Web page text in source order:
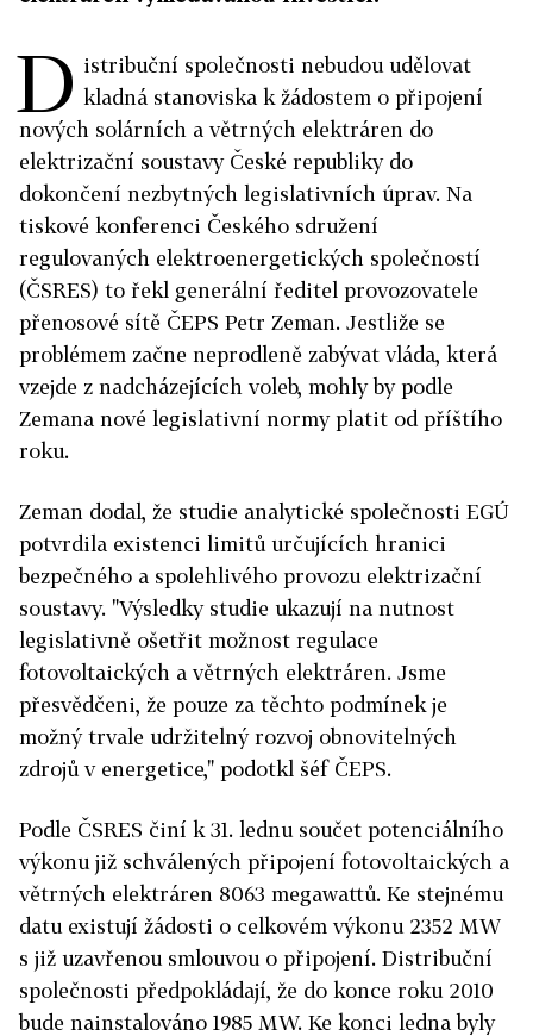
D istribuční společnosti nebudou udělovat
kladná stanoviska k žádostem o připojení
nových solárních a větrných elektráren do
elektrizační soustavy České republiky do
dokončení nezbytných legislativních úprav. Na
tiskové konferenci Českého sdružení
regulovaných elektroenergetických společností
(ČSRES) to řekl generální ředitel provozovatele
přenosové sítě ČEPS Petr Zeman. Jestliže se
problémem začne neprodleně zabývat vláda, která
vzejde z nadcházejících voleb, mohly by podle
Zemana nové legislativní normy platit od příštího
roku.
Zeman dodal, že studie analytické společnosti EGÚ
potvrdila existenci limitů určujících hranici
bezpečného a spolehlivého provozu elektrizační
soustavy. "Výsledky studie ukazují na nutnost
legislativně ošetřit možnost regulace
fotovoltaických a větrných elektráren. Jsme
přesvědčeni, že pouze za těchto podmínek je
možný trvale udržitelný rozvoj obnovitelných
zdrojů v energetice," podotkl šéf ČEPS.
Podle ČSRES činí k 31. lednu součet potenciálního
výkonu již schválených připojení fotovoltaických a
větrných elektráren 8063 megawattů. Ke stejnému
datu existují žádosti o celkovém výkonu 2352 MW
s již uzavřenou smlouvou o připojení. Distribuční
společnosti předpokládají, že do konce roku 2010
bude nainstalováno 1985 MW. Ke konci ledna byly